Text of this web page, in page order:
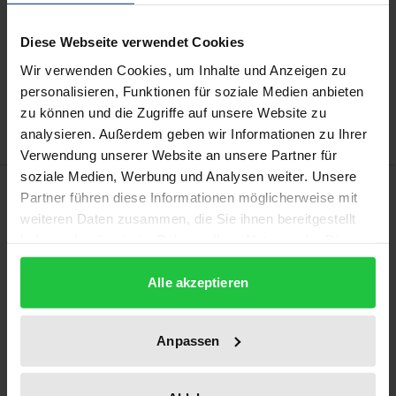
Diese Webseite verwendet Cookies
Wir verwenden Cookies, um Inhalte und Anzeigen zu
personalisieren, Funktionen für soziale Medien anbieten
zu können und die Zugriffe auf unsere Website zu
analysieren. Außerdem geben wir Informationen zu Ihrer
Verwendung unserer Website an unsere Partner für
soziale Medien, Werbung und Analysen weiter. Unsere
Partner führen diese Informationen möglicherweise mit
weiteren Daten zusammen, die Sie ihnen bereitgestellt
gesammelt haben.
Alle akzeptieren
Anpassen
In den Warenkorb
Zur Wunschliste hinzufügen
Hinweise zu Versandkosten
Beschreibung
in der Gemeinde publizieren dürfen, ist seit
längerem umstritten. Der Autor hat sich zum Ziel
gesetzt, die Kommunikationstätigkeit im Lichte
diverser Entscheidungen systematisch zu
untersuchen und die Spielräume der Gemeinden für